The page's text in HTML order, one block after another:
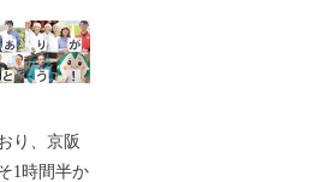
り、京阪
1時間半か